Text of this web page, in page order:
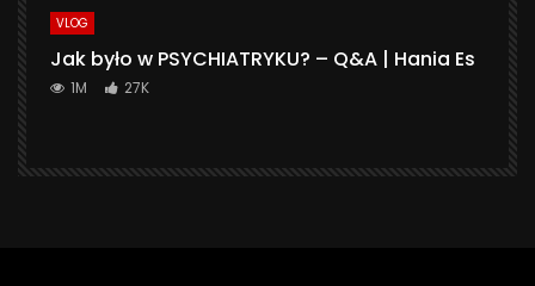
VLOG
Jak było w PSYCHIATRYKU? – Q&A | Hania Es
1M 27K